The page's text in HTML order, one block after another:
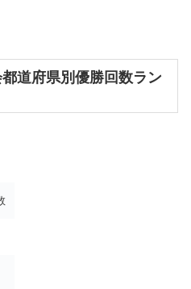
道府県別優勝回数ラン